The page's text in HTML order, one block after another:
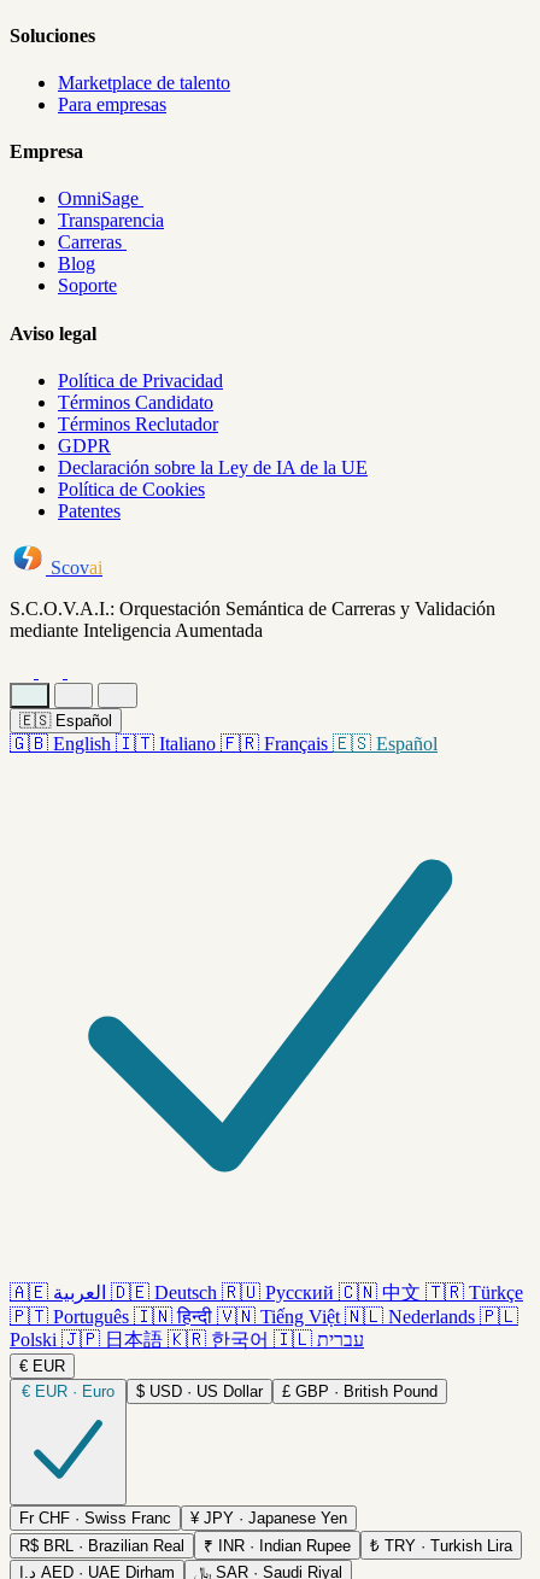
Soluciones
Marketplace de talento
Para empresas
Empresa
OmniSage
Transparencia
Carreras
Blog
Soporte
Aviso legal
Política de Privacidad
Términos Candidato
Términos Reclutador
GDPR
Declaración sobre la Ley de IA de la UE
Política de Cookies
Patentes
Scovai
S.C.O.V.A.I.: Orquestación Semántica de Carreras y Validación
mediante Inteligencia Aumentada
🇪🇸 Español
🇬🇧 English 🇮🇹 Italiano 🇫🇷 Français 🇪🇸 Español
🇦🇪 العربية 🇩🇪 Deutsch 🇷🇺 Русский 🇨🇳 中文 🇹🇷 Türkçe
🇵🇹 Português 🇮🇳 हिन्दी 🇻🇳 Tiếng Việt 🇳🇱 Nederlands 🇵🇱
Polski 🇯🇵 日本語 🇰🇷 한국어 🇮🇱 עברית
€ EUR
€ EUR · Euro $ USD · US Dollar £ GBP · British Pound
Fr CHF · Swiss Franc ¥ JPY · Japanese Yen
R$ BRL · Brazilian Real ₹ INR · Indian Rupee ₺ TRY · Turkish Lira
د.إ AED · UAE Dirham ﷼ SAR · Saudi Riyal